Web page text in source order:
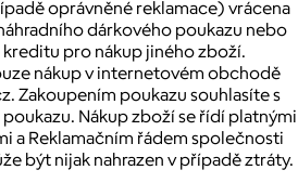
oprávněné reklamace) vrácena
dárkového poukazu nebo
pro nákup jiného zboží.
nákup v internetovém obchodě
Zakoupením poukazu souhlasíte s
Nákup zboží se řídí platnými
a Reklamačním řádem společnosti
být nijak nahrazen v případě ztráty.